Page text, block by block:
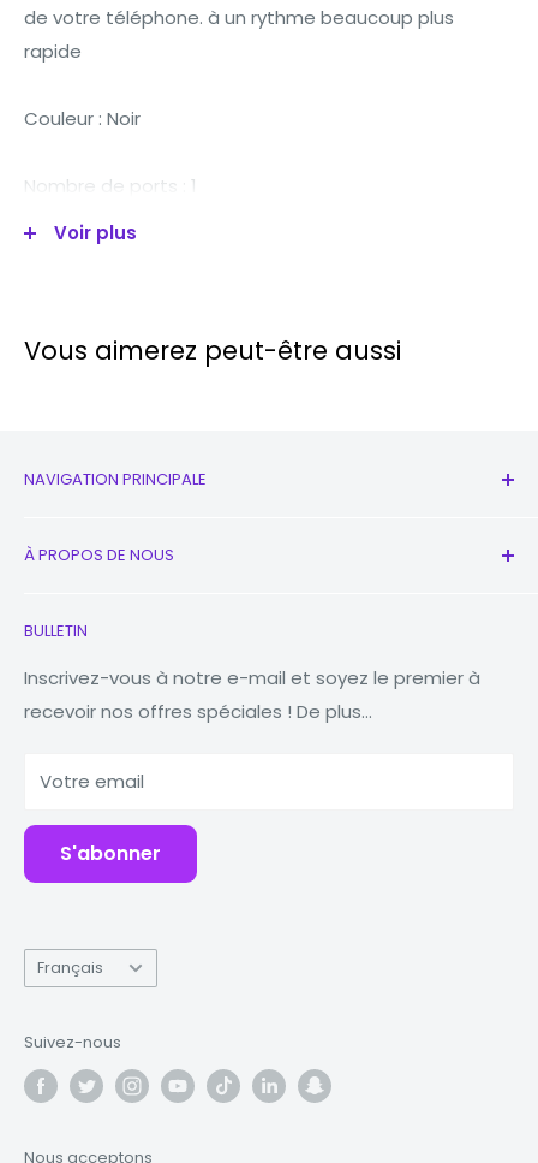
de votre téléphone. à un rythme beaucoup plus
rapide
Couleur : Noir
Nombre de ports : 1
Voir plus
Vous aimerez peut-être aussi
NAVIGATION PRINCIPALE
Nouveau
Montres
Macbooks
Comprimés
Accessoires
À PROPOS DE NOUS
Notre histoire
Réduire Réutiliser Recycler
Pourquoi Fonez ?
BULLETIN
Inscrivez-vous à notre e-mail et soyez le premier à
recevoir nos offres spéciales ! De plus...
Votre email
S'abonner
Langue
Français
Suivez-nous
Nous acceptons